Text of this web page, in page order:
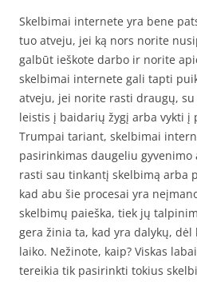
Skelbimai internete yra bene
tuo atveju, jei ką nors norite
galbūt ieškote darbo ir norite
skelbimai internete gali tapti
atveju, jei norite rasti draugų,
leistis į baidarių žygį arba vykti į
Trumpai tariant, skelbimai
pasirinkimas daugeliu
rasti sau tinkantį skelbimą arba
kad abu šie procesai yra
skelbimų paieška, tiek jų
gera žinia ta, kad yra dalykų,
laiko. Nežinote, kaip? Viskas
tereikia tik pasirinkti tokius